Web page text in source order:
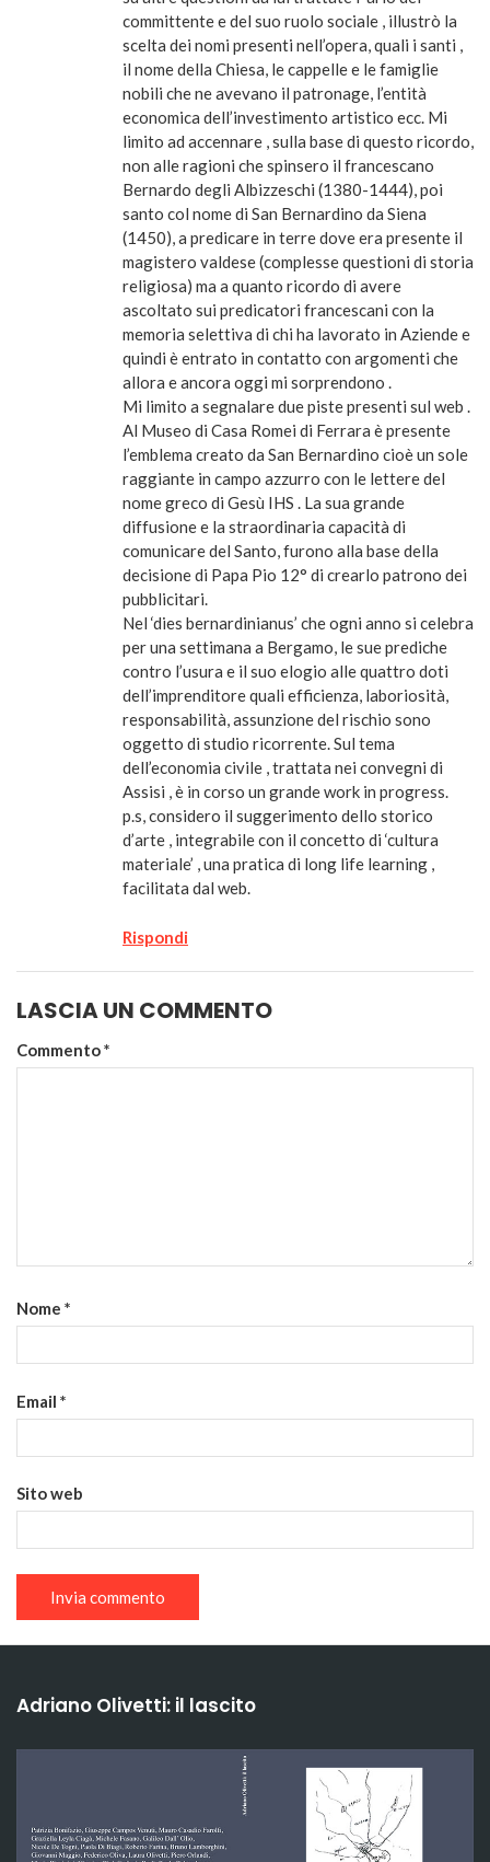
committente e del suo ruolo sociale , illustrò la
scelta dei nomi presenti nell’opera, quali i santi ,
il nome della Chiesa, le cappelle e le famiglie
nobili che ne avevano il patronage, l’entità
economica dell’investimento artistico ecc. Mi
limito ad accennare , sulla base di questo ricordo,
non alle ragioni che spinsero il francescano
Bernardo degli Albizzeschi (1380-1444), poi
santo col nome di San Bernardino da Siena
(1450), a predicare in terre dove era presente il
magistero valdese (complesse questioni di storia
religiosa) ma a quanto ricordo di avere
ascoltato sui predicatori francescani con la
memoria selettiva di chi ha lavorato in Aziende e
quindi è entrato in contatto con argomenti che
allora e ancora oggi mi sorprendono .
Mi limito a segnalare due piste presenti sul web .
Al Museo di Casa Romei di Ferrara è presente
l’emblema creato da San Bernardino cioè un sole
raggiante in campo azzurro con le lettere del
nome greco di Gesù IHS . La sua grande
diffusione e la straordinaria capacità di
comunicare del Santo, furono alla base della
decisione di Papa Pio 12° di crearlo patrono dei
pubblicitari.
Nel ‘dies bernardinianus’ che ogni anno si celebra
per una settimana a Bergamo, le sue prediche
contro l’usura e il suo elogio alle quattro doti
dell’imprenditore quali efficienza, laboriosità,
responsabilità, assunzione del rischio sono
oggetto di studio ricorrente. Sul tema
dell’economia civile , trattata nei convegni di
Assisi , è in corso un grande work in progress.
p.s, considero il suggerimento dello storico
d’arte , integrabile con il concetto di ‘cultura
materiale’ , una pratica di long life learning ,
facilitata dal web.
Rispondi
LASCIA UN COMMENTO
Commento*
Nome *
Email *
Sito web
Adriano Olivetti: il lascito